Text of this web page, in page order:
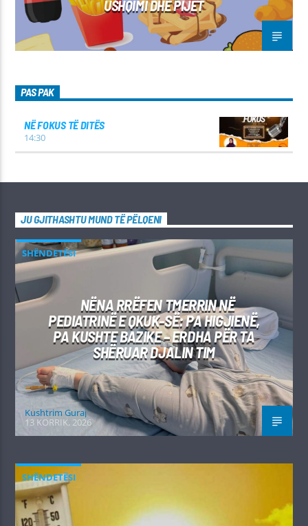
USHQIMI DHE PIJET
PAS PAK
NË FOKUS TË DITËS
14:30
JU GJITHASHTU MUND TË PËLQENI
SHËNDETËSI
NËNA RRËFEN TMERRIN NË
PEDIATRINË E QKUK-SË: PA HIGJIENË,
PA KUSHTE BAZIKE – ERDHA PËR TA
SHËRUAR DJALIN TIM
Kushtrim Guraj
13 KORRIK, 2026
SHËNDETËSI